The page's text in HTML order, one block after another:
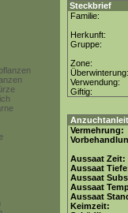
Steckbrief
Familie:
Herkunft:
Gruppe:
Zone:
Überwinterung:
Verwendung:
Giftig:
Vermehrung:
Aussaat Zeit:
Aussaat
Aussaat
Aussaat
Aussaat
Keimzeit: